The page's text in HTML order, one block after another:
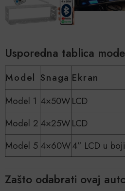
Usporedna tablica
Model Snaga Ekran
Model 1 4×50WLCD
Model 2 4×25WLCD
Model 5 4×60W4” LCD u boji
Zašto odabrati ovaj